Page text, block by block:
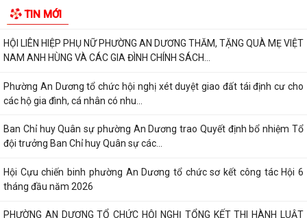
TIN MỚI
VIỆC GIAO ĐẤT Ở TÁI ĐỊNH CƯ
HỘI LIÊN HIỆP PHỤ NỮ PHƯỜNG AN DƯƠNG THĂM, TẶNG QUÀ MẸ VIỆT
NAM ANH HÙNG VÀ CÁC GIA ĐÌNH CHÍNH SÁCH...
Phường An Dương tổ chức hội nghị xét duyệt giao đất tái định cư cho
các hộ gia đình, cá nhân có nhu...
Ban Chỉ huy Quân sự phường An Dương trao Quyết định bổ nhiệm Tổ
đội trưởng Ban Chỉ huy Quân sự các...
Hội Cựu chiến binh phường An Dương tổ chức sơ kết công tác Hội 6
tháng đầu năm 2026
PHƯỜNG AN DƯƠNG TỔ CHỨC HỘI NGHỊ TỔNG KẾT THI HÀNH LUẬT